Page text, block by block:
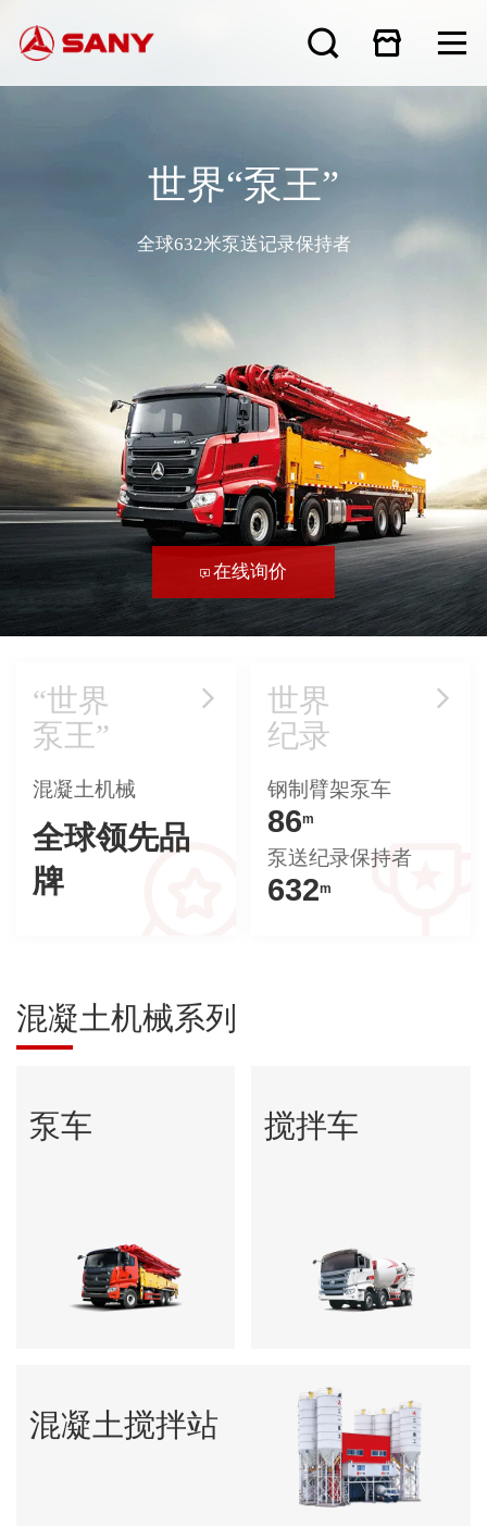
世界“泵王”
全球632米泵送记录保持者
在线询价
“世界
泵王”
混凝土机械
全球领先品
牌
世界
纪录
钢制臂架泵车
86m
泵送纪录保持者
632m
混凝土机械系列
泵车 搅拌车
混凝土搅拌站